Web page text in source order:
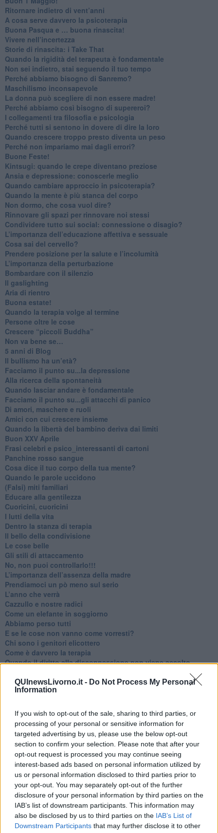
QUInewsLivorno.it - Do Not Process My Personal
Information
If you wish to opt-out of the sale, sharing to third parties, or
processing of your personal or sensitive information for
targeted advertising by us, please use the below opt-out
section to confirm your selection. Please note that after your
opt-out request is processed you may continue seeing
interest-based ads based on personal information utilized by
us or personal information disclosed to third parties prior to
your opt-out. You may separately opt-out of the further
disclosure of your personal information by third parties on the
IAB’s list of downstream participants. This information may
also be disclosed by us to third parties on the IAB’s List of
Downstream Participants that may further disclose it to other
Ritornare indietro di vent’anni
​A cosa serve davvero la psicoterapia
​Buona Pasqua e … buona rinascita!
​Vivere nell’incertezza
​Storie di rinascita: i Take That
​Quando la rigidità del terapeuta è fondamentale
​Non sei indietro, stai seguendo il tuo tempo
​Perché abbiamo bisogno di Sanremo?
​Maschilismo inconsapevole
​La donna può scegliere di non essere madre!
​Perché abbiamo così bisogno di supereroi?
​I collegamenti tra filosofia e psicologia
​Perché tutti si sentono in dovere di dire la loro
​Quando crescere troppo presto diventa un peso
​Perché non impariamo mai dagli errori?
​Buone Feste!
​Kintsugi: quando le crepe diventano preziose
Ansia e depressione: conoscerle meglio
Quando cambiare approccio in psicoterapia?
​Quando la mente è più stanca del corpo
Non dormo, che cosa vuol dire?
​Rinnovare gli spazi per rinnovare noi stessi
​Condividere tutto sui social: connessione o disagio?
​L’importanza dell’educazione affettiva e sessuale
​Cosa sai del cervello?
Prendere posizione per la salute e l’incolumità
L’importanza della perturbazione
​Bombardare con il silenzio
Il gaslighting
Aria di rientro
Buona estate!
​Quando la terapia volge al termine
​Persone oltre le cose
​Crescere “piccoli Buddha”
Non va bene se…
​5 anni di Blog
​Il bullismo ha un’età?
Facciamo il punto su...la depressione
​Alla ricerca della spontaneità
​Quando lasciar andare è fondamentale
Facciamo il punto su...gli attacchi di panico
Di amori, maschere e ruoli
​Amici con cui crescere insieme
​Quando la libertà del bambino deriva dai limiti
Buon XXV Aprile
​Frasi celebri e psico_interessanti di cartoni
​Panchine rosso sangue
​Cosa dice il tuo corpo della tua mente?
​Quando le parole uccidono
​(Falsi) miti familiari
​Educare alla gentilezza
​Cuoricini, cuoricini
I lutti della vita
​Dentro la stanza di terapia
​Il bello della condivisione
Le cose belle
​Gli stili di attaccamento
No, non puoi controllarlo!!!
​L’importanza dell’assenza della madre
​Prendiamoci un pò meno sul serio
​L’anno che verrà
​Cazzullo e nostre radici
​Come un elefante in soggiorno
​Abbiamo perso tutti
E se le cose non vanno come vorresti?
​Chi sono i genitori elicottero
Come è davvero la terapia
Quando il diritto alla disconnessione non viene accolto
​Il diritto ad essere disconnessi
​Il pensiero dicotomico e la salute mentale
​La Clownterapia
​Differenze tra persone frustrate e non
L’invisibile fatica mentale
Vacanze a km zero
​Buone Vacan(si)e!
​Il lato positivo delle cose
​Storie antiche di tempi moderni
​Quello che alle mamme non dicono
Adultescenza
Homo imbecillis
​4 anni di Blog
Quando il silenzio è aggressivo
​Il passato, questo conosciuto!